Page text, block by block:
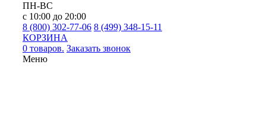
ПН-ВС
с 10:00 до 20:00
8 (800) 302-77-06 8 (499) 348-15-11
КОРЗИНА
0 товаров. Заказать звонок
Меню